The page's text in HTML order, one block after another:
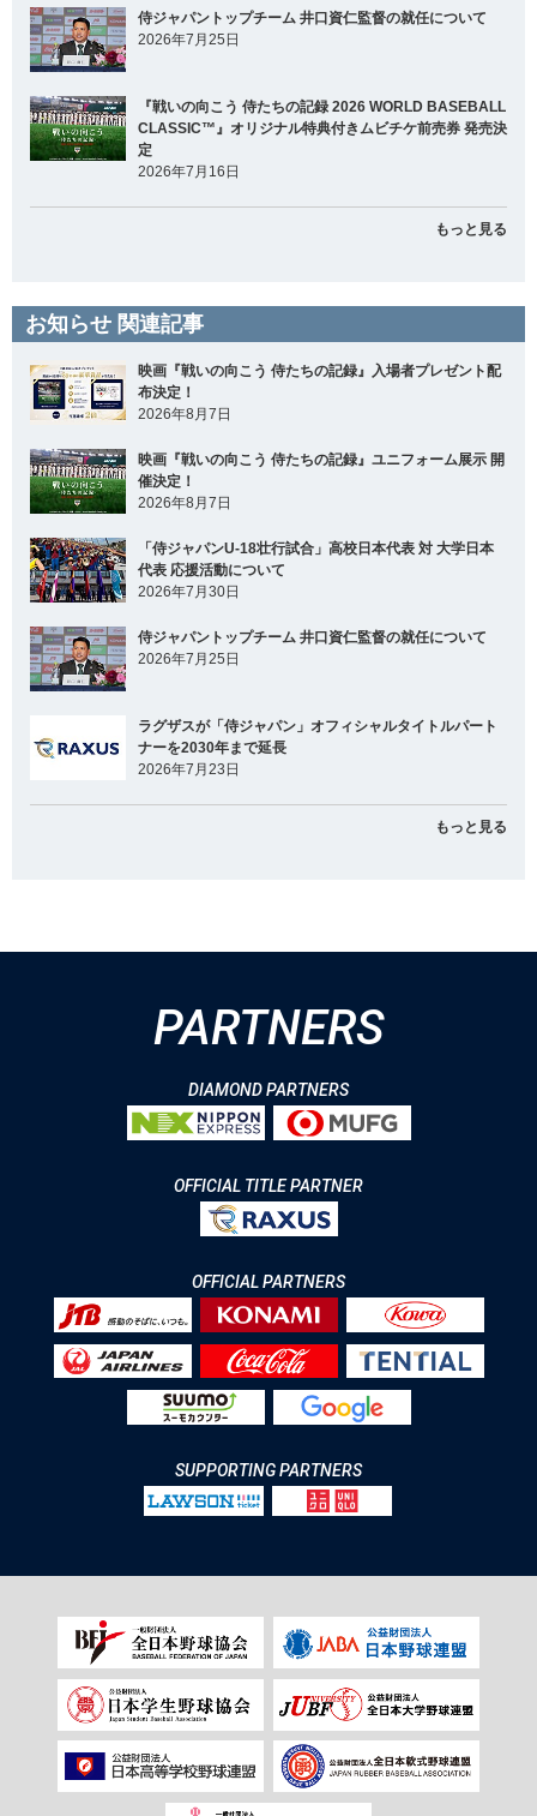
侍ジャパントップチーム 井口資仁監督の就任について
2026年7月25日
『戦いの向こう 侍たちの記録 2026 WORLD BASEBALL
CLASSIC™』オリジナル特典付きムビチケ前売券 発売決
定
2026年7月16日
もっと見る
お知らせ 関連記事
映画『戦いの向こう 侍たちの記録』入場者プレゼント配
布決定！
2026年8月7日
映画『戦いの向こう 侍たちの記録』ユニフォーム展示 開
催決定！
2026年8月7日
「侍ジャパンU-18壮行試合」高校日本代表 対 大学日本
代表 応援活動について
2026年7月30日
侍ジャパントップチーム 井口資仁監督の就任について
2026年7月25日
ラグザスが「侍ジャパン」オフィシャルタイトルパート
ナーを2030年まで延長
2026年7月23日
もっと見る
PARTNERS
DIAMOND PARTNERS
OFFICIAL TITLE PARTNER
OFFICIAL PARTNERS
SUPPORTING PARTNERS